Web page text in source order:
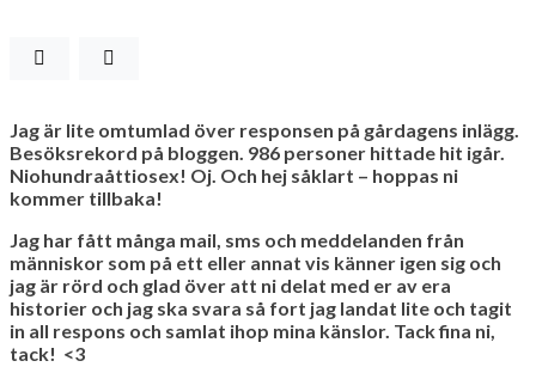
Jag är lite omtumlad över responsen på gårdagens inlägg.
Besöksrekord på bloggen. 986 personer hittade hit igår.
Niohundraåttiosex! Oj. Och hej såklart – hoppas ni
kommer tillbaka!
Jag har fått många mail, sms och meddelanden från
människor som på ett eller annat vis känner igen sig och
jag är rörd och glad över att ni delat med er av era
historier och jag ska svara så fort jag landat lite och tagit
in all respons och samlat ihop mina känslor. Tack fina ni,
tack! <3